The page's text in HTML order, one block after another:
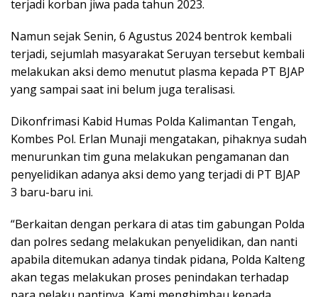
terjadi korban jiwa pada tahun 2023.
Namun sejak Senin, 6 Agustus 2024 bentrok kembali
terjadi, sejumlah masyarakat Seruyan tersebut kembali
melakukan aksi demo menutut plasma kepada PT BJAP
yang sampai saat ini belum juga teralisasi.
Dikonfrimasi Kabid Humas Polda Kalimantan Tengah,
Kombes Pol. Erlan Munaji mengatakan, pihaknya sudah
menurunkan tim guna melakukan pengamanan dan
penyelidikan adanya aksi demo yang terjadi di PT BJAP
3 baru-baru ini.
“Berkaitan dengan perkara di atas tim gabungan Polda
dan polres sedang melakukan penyelidikan, dan nanti
apabila ditemukan adanya tindak pidana, Polda Kalteng
akan tegas melakukan proses penindakan terhadap